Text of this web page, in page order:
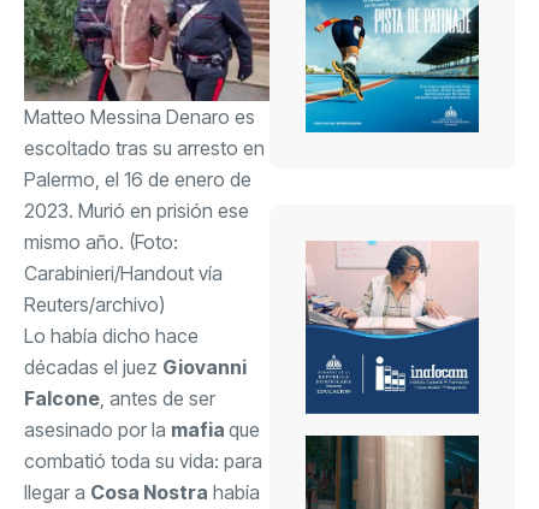
Matteo Messina Denaro es
escoltado tras su arresto en
Palermo, el 16 de enero de
2023. Murió en prisión ese
mismo año. (Foto:
Carabinieri/Handout vía
Reuters/archivo)
Lo había dicho hace
décadas el juez Giovanni
Falcone, antes de ser
asesinado por la mafia que
combatió toda su vida: para
llegar a Cosa Nostra había